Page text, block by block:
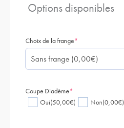
Options disponibles
Choix de la frange*
Coupe Diadème*
Oui(50,00€) Non(0,00€)